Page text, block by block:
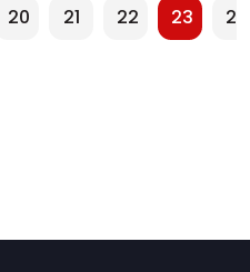
20 21 22 23 24